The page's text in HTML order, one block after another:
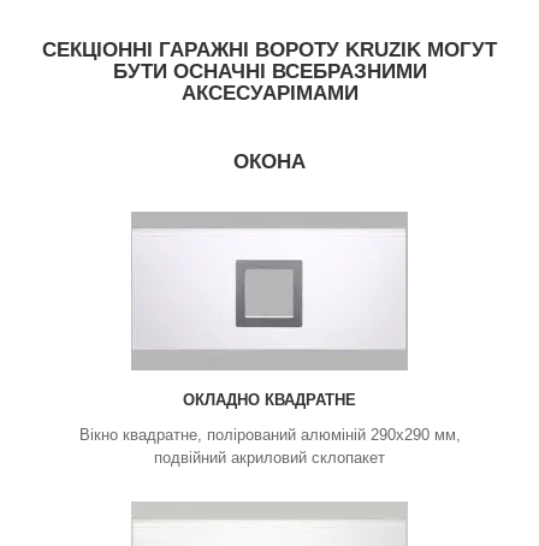
СЕКЦІОННІ ГАРАЖНІ ВОРОТУ KRUZIK МОГУТ
БУТИ ОСНАЧНІ ВСЕБРАЗНИМИ
АКСЕСУАРІМАМИ
ОКОНА
ОКЛАДНО КВАДРАТНЕ
Вікно квадратне, полірований алюміній 290х290 мм,
подвійний акриловий склопакет